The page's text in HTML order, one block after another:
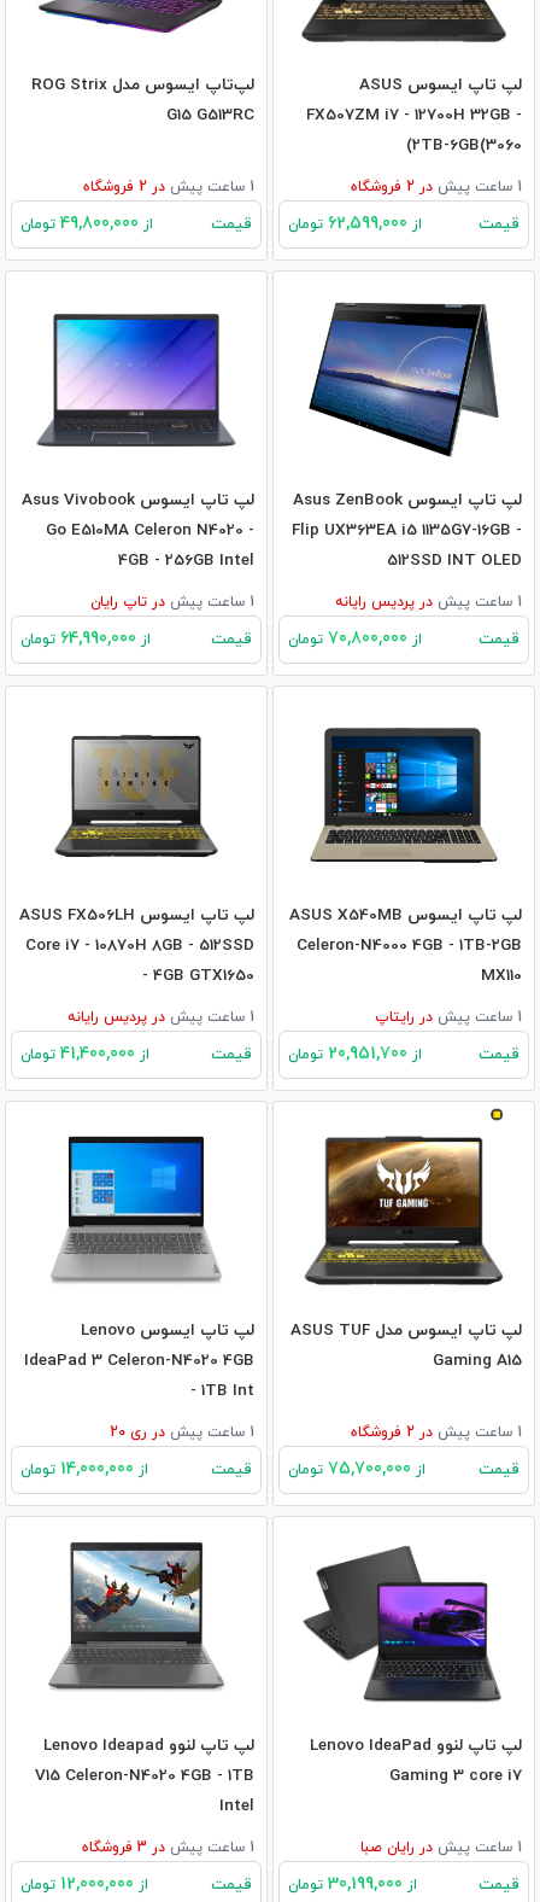
لپ تاپ ایسوس ASUS
FX507ZM i7 - 12700H 32GB -
2TB-6GB(3060)
1 ساعت پیش در فروشگاه
قیمت از تومان
لپ‌تاپ ایسوس مدل ROG Strix
G15 G513RC
1 ساعت پیش در فروشگاه
قیمت از تومان
لپ تاپ ایسوس Asus ZenBook
Flip UX363EA i5 1135G7-16GB -
512SSD INT OLED
1 ساعت پیش در پردیس رایانه
قیمت از تومان
لپ تاپ ایسوس Asus Vivobook
Go E510MA Celeron N4020 -
4GB - 256GB Intel
1 ساعت پیش در تاپ رایان
قیمت از تومان
لپ تاپ ایسوس ASUS X540MB
Celeron-N4000 4GB - 1TB-2GB
MX110
1 ساعت پیش در رایتاپ
قیمت از تومان
لپ تاپ ایسوس ASUS FX506LH
Core i7 - 10870H 8GB - 512SSD
- 4GB GTX1650
1 ساعت پیش در پردیس رایانه
قیمت از تومان
لپ تاپ ایسوس مدل ASUS TUF
Gaming A15
1 ساعت پیش در فروشگاه
قیمت از تومان
لپ تاپ ایسوس Lenovo
IdeaPad 3 Celeron-N4020 4GB
- 1TB Int
1 ساعت پیش در ری 20
قیمت از تومان
لپ تاپ لنوو Lenovo IdeaPad
Gaming 3 core i7
1 ساعت پیش در رایان صبا
قیمت از تومان
لپ تاپ لنوو Lenovo Ideapad
V15 Celeron-N4020 4GB - 1TB
Intel
1 ساعت پیش در فروشگاه
قیمت از تومان